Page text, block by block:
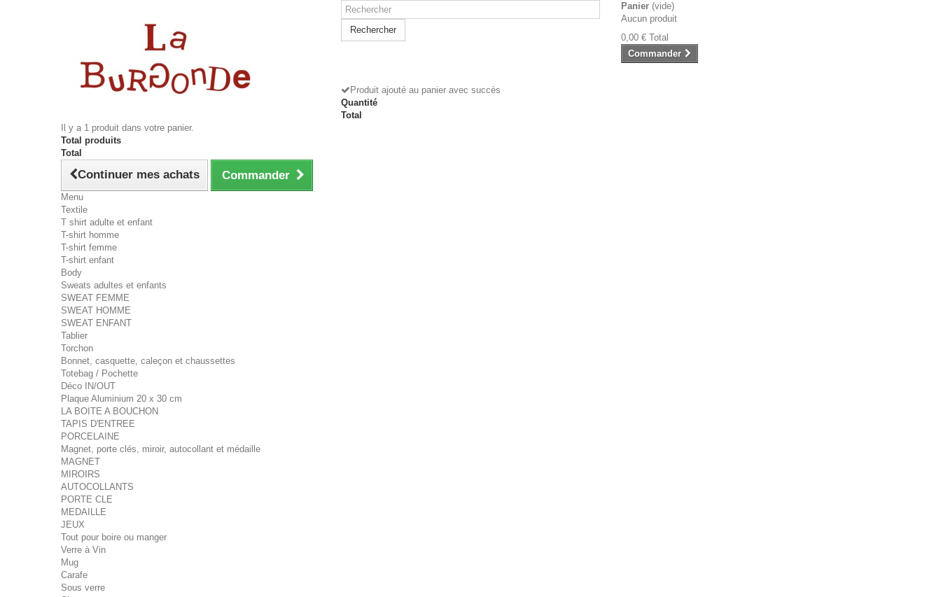
Rechercher
Panier (vide)
Aucun produit
0,00 € Total
Commander
Produit ajouté au panier avec succès
Quantité
Total
Il y a 1 produit dans votre panier.
Total produits
Total
Continuer mes achats Commander
Menu
Textile
T shirt adulte et enfant
T-shirt homme
T-shirt femme
T-shirt enfant
Body
Sweats adultes et enfants
SWEAT FEMME
SWEAT HOMME
SWEAT ENFANT
Tablier
Torchon
Bonnet, casquette, caleçon et chaussettes
Totebag / Pochette
Déco IN/OUT
Plaque Aluminium 20 x 30 cm
LA BOITE A BOUCHON
TAPIS D'ENTREE
PORCELAINE
Magnet, porte clés, miroir, autocollant et médaille
MAGNET
MIROIRS
AUTOCOLLANTS
PORTE CLE
MEDAILLE
JEUX
Tout pour boire ou manger
Verre à Vin
Mug
Carafe
Sous verre